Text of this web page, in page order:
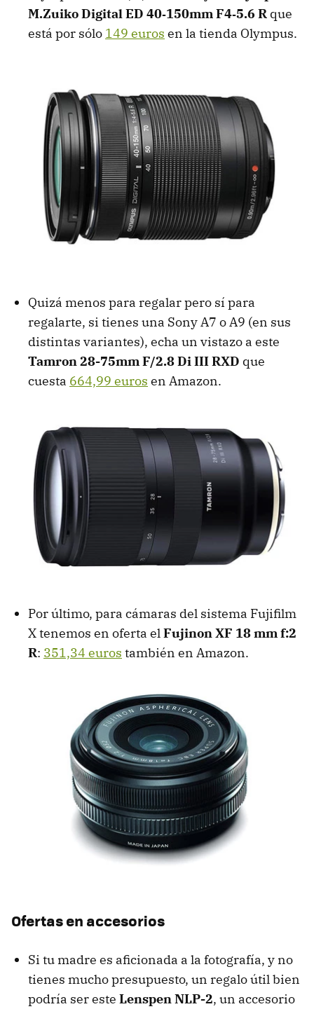
M.Zuiko Digital ED 40‑150mm F4‑5.6 R que
está por sólo 149 euros en la tienda Olympus.
Quizá menos para regalar pero sí para
regalarte, si tienes una Sony A7 o A9 (en sus
distintas variantes), echa un vistazo a este
Tamron 28-75mm F/2.8 Di III RXD que
cuesta 664,99 euros en Amazon.
Por último, para cámaras del sistema Fujifilm
X tenemos en oferta elFujinon XF 18 mm f:2
R: 351,34 euros también en Amazon.
Ofertas en accesorios
Si tu madre es aficionada a la fotografía, y no
tienes mucho presupuesto, un regalo útil bien
podría ser este Lenspen NLP-2, un accesorio